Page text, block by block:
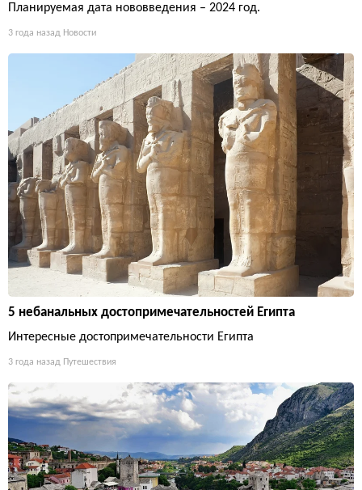
Планируемая дата нововведения – 2024 год.
3 года назад Новости
5 небанальных достопримечательностей Египта
Интересные достопримечательности Египта
3 года назад Путешествия